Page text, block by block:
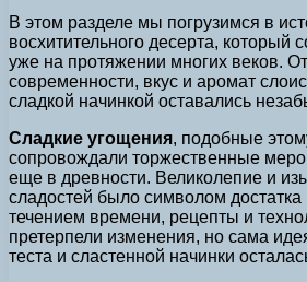
В этом разделе мы погрузимся в
восхитительного десерта, который
уже на протяжении многих веков.
современности, вкус и аромат
сладкой начинкой оставались
Сладкие угощения, подобные
сопровождали торжественные
еще в древности. Великолепие и
сладостей было символом достатка
течением времени, рецепты и
претерпели изменения, но сама
теста и сластенной начинки